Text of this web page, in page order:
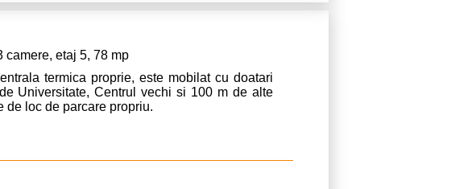
camere, etaj 5, 78 mp
termica proprie, este mobilat cu doatari
Universitate, Centrul vechi si 100 m de alte
de loc de parcare propriu.